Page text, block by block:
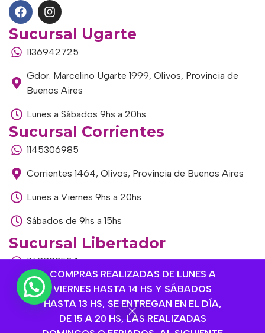
COMPRAS REALIZADAS DE LUNES A
VIERNES HASTA 14 HS Y SÁBADOS
HASTA 13 HS, SE ENTREGAN EN EL DÍA,
DE 15 A 20 HS, LAS REALIZADAS
Sucursal Ugarte
1136942725
Gdor. Marcelino Ugarte 1999, Olivos, Provincia de
Buenos Aires
Lunes a Sábados 9hs a 20hs
Sucursal Corrientes
1145306985
Corrientes 1464, Olivos, Provincia de Buenos Aires
Lunes a Viernes 9hs a 20hs
Sábados de 9hs a 15hs
Sucursal Libertador
1168893524
Av. del Libertador 1915, Vte. López, Provincia de
Buenos Aires
Lunes a Viernes de 9hs a 13hs / 16hs a 20hs